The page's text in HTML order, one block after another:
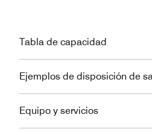
Tabla de capacidad
Ejemplos de disposición de
Equipo y servicios